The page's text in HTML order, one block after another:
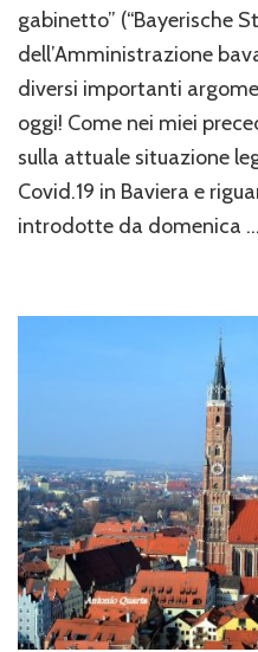
“Covid.19”
Baviera,
decimo
aggiornamento
2022
gabinetto” (“Bayerische
dell’Amministrazione
diversi importanti
oggi! Come nei miei
sulla attuale situazione
Covid.19 in Baviera e
introdotte da domenica …